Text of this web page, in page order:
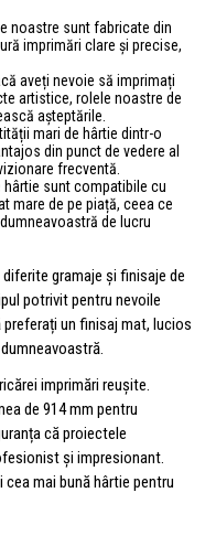
noastre sunt fabricate din
imprimări clare și precise,
aveți nevoie să imprimați
artistice, rolele noastre de
așteptările.
mari de hârtie dintr-o
din punct de vedere al
frecventă.
hârtie sunt compatibile cu
mare de pe piață, ceea ce
de lucru
gramaje și finisaje de
potrivit pentru nevoile
un finisaj mat, lucios
imprimări reușite.
de 914 mm pentru
că proiectele
și impresionant.
mai bună hârtie pentru